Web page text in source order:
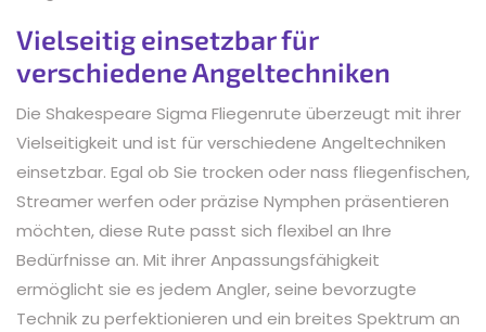
Vielseitig einsetzbar für
verschiedene Angeltechniken
Die Shakespeare Sigma Fliegenrute überzeugt mit ihrer
Vielseitigkeit und ist für verschiedene Angeltechniken
einsetzbar. Egal ob Sie trocken oder nass fliegenfischen,
Streamer werfen oder präzise Nymphen präsentieren
möchten, diese Rute passt sich flexibel an Ihre
Bedürfnisse an. Mit ihrer Anpassungsfähigkeit
ermöglicht sie es jedem Angler, seine bevorzugte
Technik zu perfektionieren und ein breites Spektrum an